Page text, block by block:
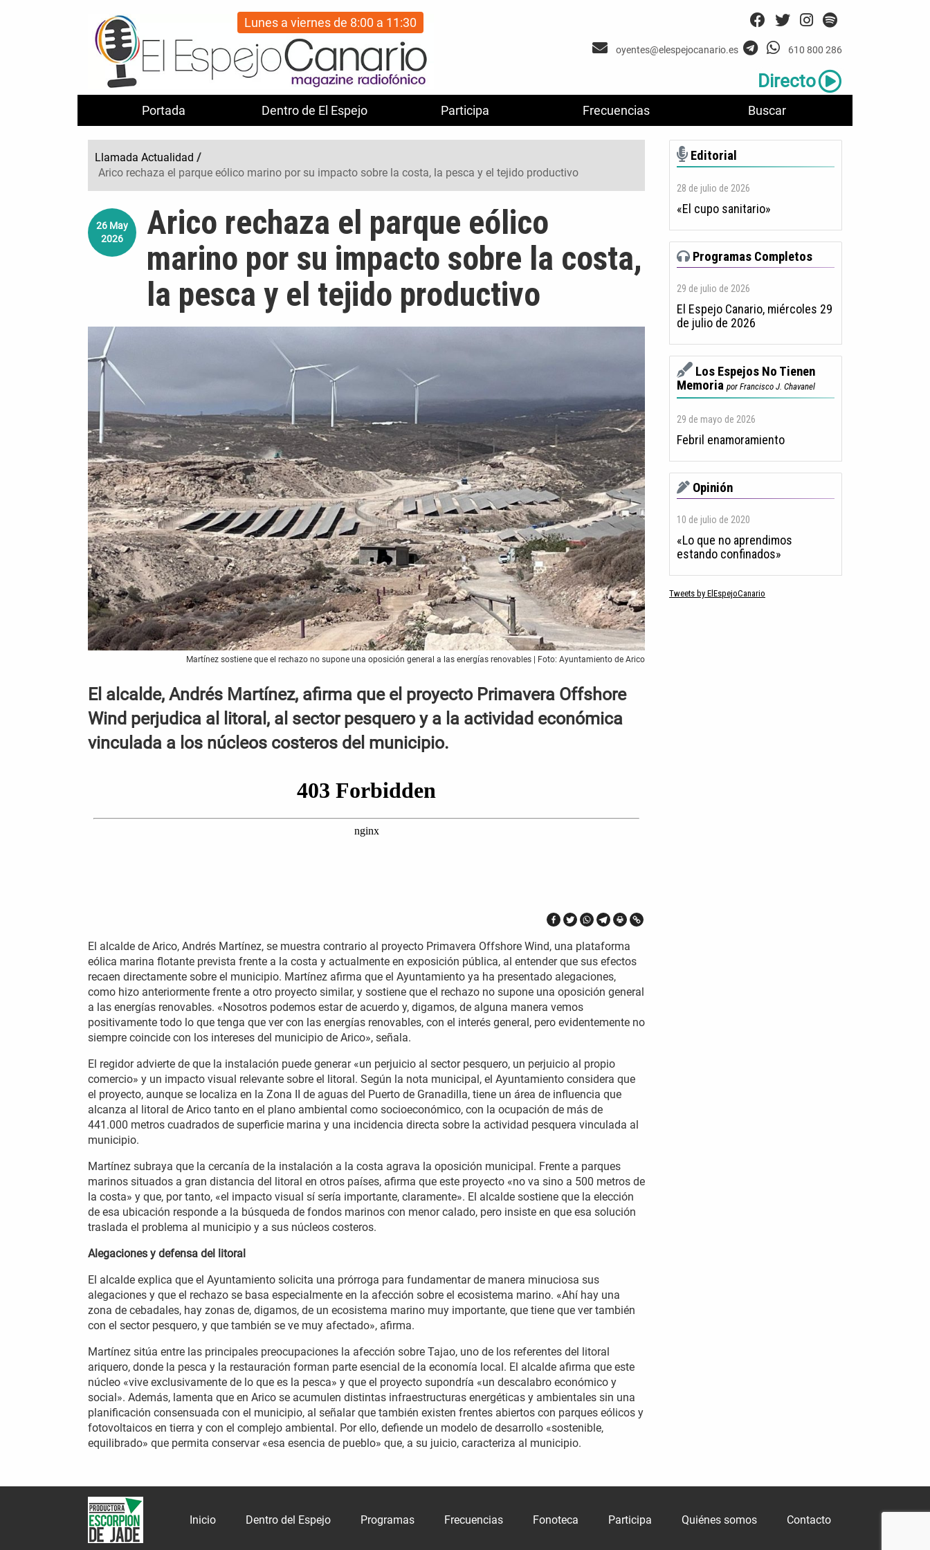
Portada Dentro de El Espejo Participa Frecuencias Buscar
Lunes a viernes de 8:00 a 11:30
oyentes@elespejocanario.es 610 800 286
Directo
Llamada Actualidad /
Arico rechaza el parque eólico marino por su impacto sobre la costa, la pesca y el tejido productivo
26 May
2026
Arico rechaza el parque eólico
marino por su impacto sobre la costa,
la pesca y el tejido productivo
Martínez sostiene que el rechazo no supone una oposición general a las energías renovables | Foto: Ayuntamiento de Arico
El alcalde, Andrés Martínez, afirma que el proyecto Primavera Offshore
Wind perjudica al litoral, al sector pesquero y a la actividad económica
vinculada a los núcleos costeros del municipio.
El alcalde de Arico, Andrés Martínez, se muestra contrario al proyecto Primavera Offshore Wind, una plataforma
eólica marina flotante prevista frente a la costa y actualmente en exposición pública, al entender que sus efectos
recaen directamente sobre el municipio. Martínez afirma que el Ayuntamiento ya ha presentado alegaciones,
como hizo anteriormente frente a otro proyecto similar, y sostiene que el rechazo no supone una oposición general
a las energías renovables. «Nosotros podemos estar de acuerdo y, digamos, de alguna manera vemos
positivamente todo lo que tenga que ver con las energías renovables, con el interés general, pero evidentemente no
siempre coincide con los intereses del municipio de Arico», señala.
El regidor advierte de que la instalación puede generar «un perjuicio al sector pesquero, un perjuicio al propio
comercio» y un impacto visual relevante sobre el litoral. Según la nota municipal, el Ayuntamiento considera que
el proyecto, aunque se localiza en la Zona II de aguas del Puerto de Granadilla, tiene un área de influencia que
alcanza al litoral de Arico tanto en el plano ambiental como socioeconómico, con la ocupación de más de
441.000 metros cuadrados de superficie marina y una incidencia directa sobre la actividad pesquera vinculada al
municipio.
Martínez subraya que la cercanía de la instalación a la costa agrava la oposición municipal. Frente a parques
marinos situados a gran distancia del litoral en otros países, afirma que este proyecto «no va sino a 500 metros de
la costa» y que, por tanto, «el impacto visual sí sería importante, claramente». El alcalde sostiene que la elección
de esa ubicación responde a la búsqueda de fondos marinos con menor calado, pero insiste en que esa solución
traslada el problema al municipio y a sus núcleos costeros.
Alegaciones y defensa del litoral
El alcalde explica que el Ayuntamiento solicita una prórroga para fundamentar de manera minuciosa sus
alegaciones y que el rechazo se basa especialmente en la afección sobre el ecosistema marino. «Ahí hay una
zona de cebadales, hay zonas de, digamos, de un ecosistema marino muy importante, que tiene que ver también
con el sector pesquero, y que también se ve muy afectado», afirma.
Martínez sitúa entre las principales preocupaciones la afección sobre Tajao, uno de los referentes del litoral
ariquero, donde la pesca y la restauración forman parte esencial de la economía local. El alcalde afirma que este
núcleo «vive exclusivamente de lo que es la pesca» y que el proyecto supondría «un descalabro económico y
social». Además, lamenta que en Arico se acumulen distintas infraestructuras energéticas y ambientales sin una
planificación consensuada con el municipio, al señalar que también existen frentes abiertos con parques eólicos y
fotovoltaicos en tierra y con el complejo ambiental. Por ello, defiende un modelo de desarrollo «sostenible,
equilibrado» que permita conservar «esa esencia de pueblo» que, a su juicio, caracteriza al municipio.
Editorial
28 de julio de 2026
«El cupo sanitario»
Programas Completos
29 de julio de 2026
El Espejo Canario, miércoles 29
de julio de 2026
Los Espejos No Tienen
Memoria por Francisco J. Chavanel
29 de mayo de 2026
Febril enamoramiento
Opinión
10 de julio de 2020
«Lo que no aprendimos
estando confinados»
Tweets by ElEspejoCanario
Inicio Dentro del Espejo Programas Frecuencias Fonoteca Participa Quiénes somos Contacto